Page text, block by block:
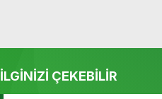
İLGİNİZİ ÇEKEBİLİR